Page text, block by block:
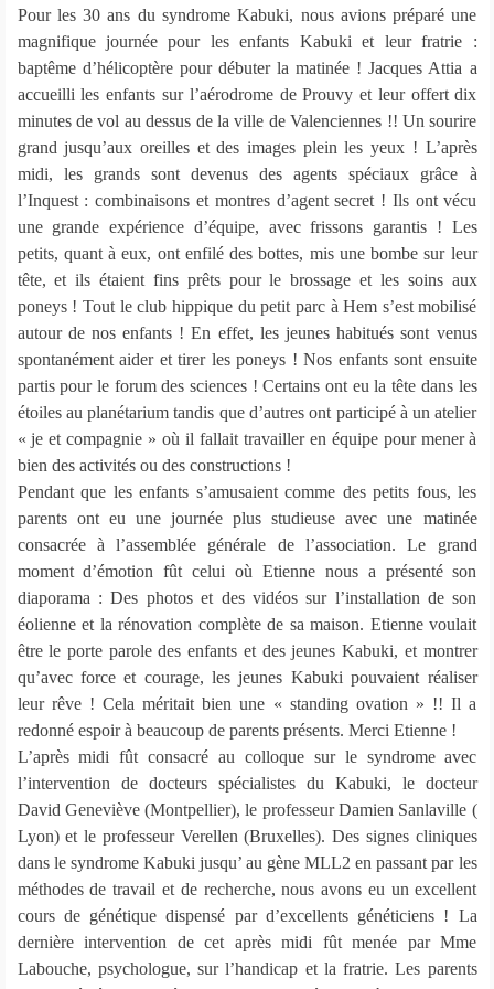
Pour les 30 ans du syndrome Kabuki, nous avions préparé une
magnifique journée pour les enfants Kabuki et leur fratrie :
baptême d’hélicoptère pour débuter la matinée ! Jacques Attia a
accueilli les enfants sur l’aérodrome de Prouvy et leur offert dix
minutes de vol au dessus de la ville de Valenciennes !! Un sourire
grand jusqu’aux oreilles et des images plein les yeux ! L’après
midi, les grands sont devenus des agents spéciaux grâce à
l’Inquest : combinaisons et montres d’agent secret ! Ils ont vécu
une grande expérience d’équipe, avec frissons garantis ! Les
petits, quant à eux, ont enfilé des bottes, mis une bombe sur leur
tête, et ils étaient fins prêts pour le brossage et les soins aux
poneys ! Tout le club hippique du petit parc à Hem s’est mobilisé
autour de nos enfants ! En effet, les jeunes habitués sont venus
spontanément aider et tirer les poneys ! Nos enfants sont ensuite
partis pour le forum des sciences ! Certains ont eu la tête dans les
étoiles au planétarium tandis que d’autres ont participé à un atelier
« je et compagnie » où il fallait travailler en équipe pour mener à
bien des activités ou des constructions !
Pendant que les enfants s’amusaient comme des petits fous, les
parents ont eu une journée plus studieuse avec une matinée
consacrée à l’assemblée générale de l’association. Le grand
moment d’émotion fût celui où Etienne nous a présenté son
diaporama : Des photos et des vidéos sur l’installation de son
éolienne et la rénovation complète de sa maison. Etienne voulait
être le porte parole des enfants et des jeunes Kabuki, et montrer
qu’avec force et courage, les jeunes Kabuki pouvaient réaliser
leur rêve ! Cela méritait bien une « standing ovation » !! Il a
redonné espoir à beaucoup de parents présents. Merci Etienne !
L’après midi fût consacré au colloque sur le syndrome avec
l’intervention de docteurs spécialistes du Kabuki, le docteur
David Geneviève (Montpellier), le professeur Damien Sanlaville (
Lyon) et le professeur Verellen (Bruxelles). Des signes cliniques
dans le syndrome Kabuki jusqu’ au gène MLL2 en passant par les
méthodes de travail et de recherche, nous avons eu un excellent
cours de génétique dispensé par d’excellents généticiens ! La
dernière intervention de cet après midi fût menée par Mme
Labouche, psychologue, sur l’handicap et la fratrie. Les parents